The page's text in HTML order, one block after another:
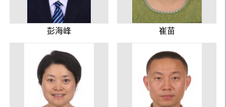
彭海峰 崔苗